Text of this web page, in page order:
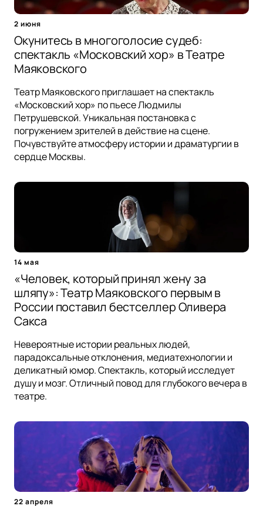
2 июня
Окунитесь в многоголосие судеб:
спектакль «Московский хор» в Театре
Маяковского
Театр Маяковского приглашает на спектакль
«Московский хор» по пьесе Людмилы
Петрушевской. Уникальная постановка с
погружением зрителей в действие на сцене.
Почувствуйте атмосферу истории и драматургии в
сердце Москвы.
14 мая
«Человек, который принял жену за
шляпу»: Театр Маяковского первым в
России поставил бестселлер Оливера
Сакса
Невероятные истории реальных людей,
парадоксальные отклонения, медиатехнологии и
деликатный юмор. Спектакль, который исследует
душу и мозг. Отличный повод для глубокого вечера в
театре.
22 апреля